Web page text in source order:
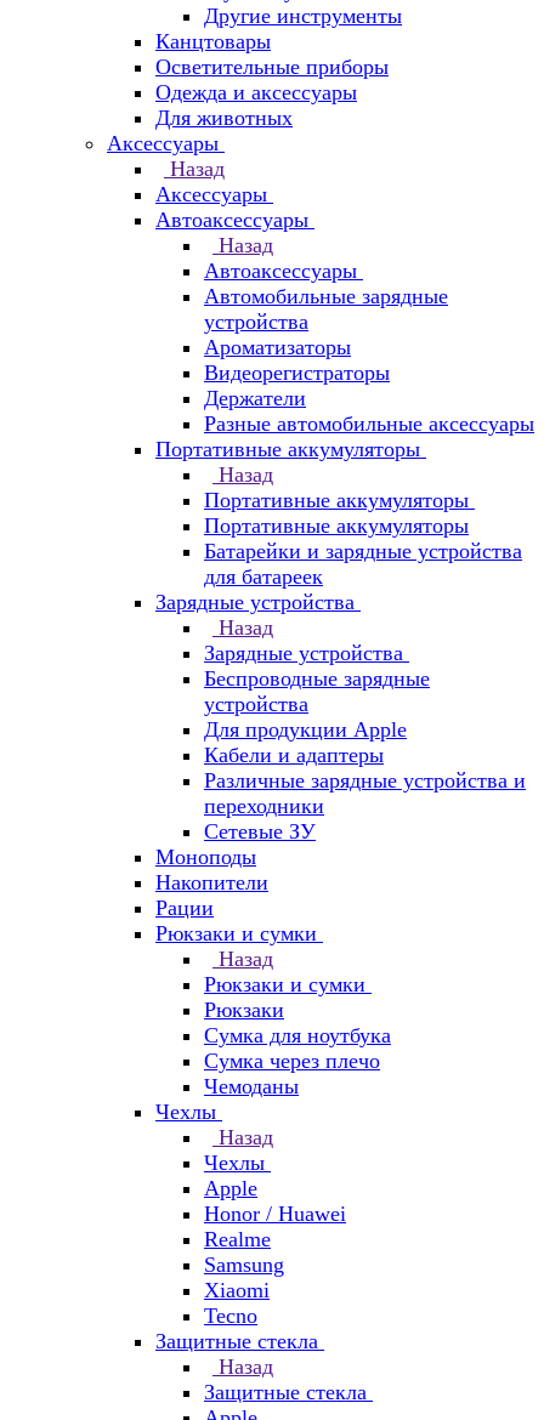
Другие инструменты
Канцтовары
Осветительные приборы
Одежда и аксессуары
Для животных
Аксессуары
Назад
Аксессуары
Автоаксессуары
Назад
Автоаксессуары
Автомобильные зарядные
устройства
Ароматизаторы
Видеорегистраторы
Держатели
Разные автомобильные аксессуары
Портативные аккумуляторы
Назад
Портативные аккумуляторы
Портативные аккумуляторы
Батарейки и зарядные устройства
для батареек
Зарядные устройства
Назад
Зарядные устройства
Беспроводные зарядные
устройства
Для продукции Apple
Кабели и адаптеры
Различные зарядные устройства и
переходники
Сетевые ЗУ
Моноподы
Накопители
Рации
Рюкзаки и сумки
Назад
Рюкзаки и сумки
Рюкзаки
Сумка для ноутбука
Сумка через плечо
Чемоданы
Чехлы
Назад
Чехлы
Apple
Honor / Huawei
Realme
Samsung
Xiaomi
Tecno
Защитные стекла
Назад
Защитные стекла